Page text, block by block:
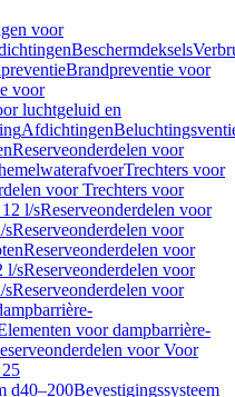
voor
Beschermdeksels
Brandpreventie voor
voor
luchtgeluid en
Afdichtingen
Reserveonderdelen voor
Trechters voor
voor Trechters voor
l/sReserveonderdelen voor
sReserveonderdelen voor
Reserveonderdelen voor
l/sReserveonderdelen voor
sReserveonderdelen voor
voor dampbarrière-
voor Voor
d40–200Bevestigingssysteem